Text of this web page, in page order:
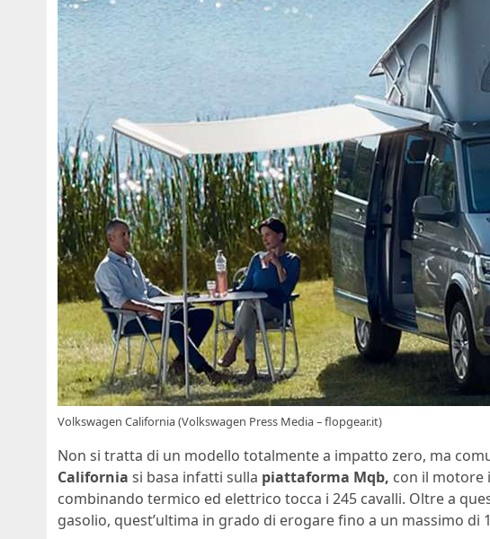
Volkswagen California (Volkswagen Press Media – flopgear.it)
Non si tratta di un modello totalmente a impatto zero, ma
California si basa infatti sulla piattaforma Mqb, con il motore
combinando termico ed elettrico tocca i 245 cavalli. Oltre a
gasolio, quest’ultima in grado di erogare fino a un massimo di